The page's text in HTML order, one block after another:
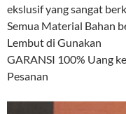
ekslusif yang sangat
Semua Material Bahan
Lembut di Gunakan
GARANSI 100% Uang
Pesanan